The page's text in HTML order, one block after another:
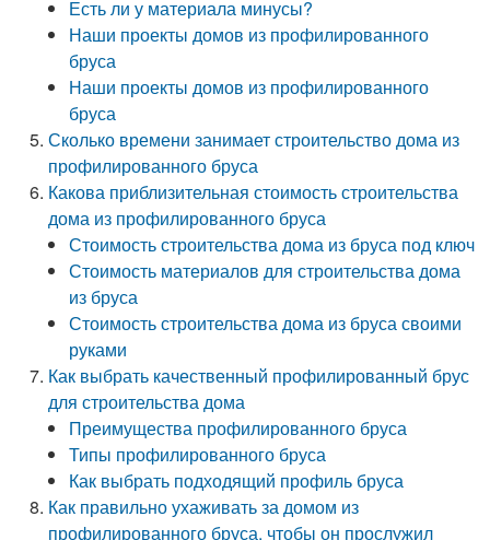
Есть ли у материала минусы?
Наши проекты домов из профилированного
бруса
Наши проекты домов из профилированного
бруса
Сколько времени занимает строительство дома из
профилированного бруса
Какова приблизительная стоимость строительства
дома из профилированного бруса
Стоимость строительства дома из бруса под ключ
Стоимость материалов для строительства дома
из бруса
Стоимость строительства дома из бруса своими
руками
Как выбрать качественный профилированный брус
для строительства дома
Преимущества профилированного бруса
Типы профилированного бруса
Как выбрать подходящий профиль бруса
Как правильно ухаживать за домом из
профилированного бруса, чтобы он прослужил